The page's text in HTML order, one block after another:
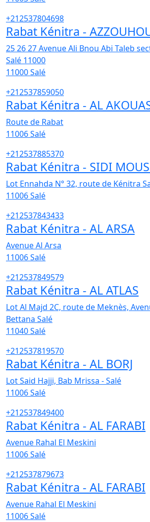
+212537804698
Rabat Kénitra -
25 26 27 Avenue Ali Bnou Abi Taleb
Salé 11000
11000Salé
+212537859050
Rabat Kénitra - AL
Route de Rabat
11006Salé
+212537885370
Rabat Kénitra - SIDI
Lot Ennahda N° 32, route de Kénitra
11006Salé
+212537843433
Rabat Kénitra - AL ARSA
Avenue Al Arsa
11006Salé
+212537849579
Rabat Kénitra - AL ATLAS
Lot Al Majd 2C, route de Meknès,
Bettana Salé
11040Salé
+212537819570
Rabat Kénitra - AL BORJ
Lot Said Hajji, Bab Mrissa - Salé
11006Salé
+212537849400
Rabat Kénitra - AL FARABI
Avenue Rahal El Meskini
11006Salé
+212537879673
Rabat Kénitra - AL FARABI
Avenue Rahal El Meskini
11006Salé